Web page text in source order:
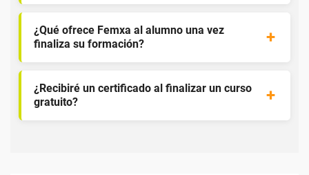
¿Qué ofrece Femxa al alumno una vez
finaliza su formación?
¿Recibiré un certificado al finalizar un curso
gratuito?